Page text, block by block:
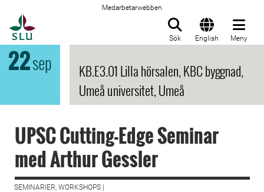
Medarbetarwebben
Sök English Meny
22sep
KB.E3.01 Lilla hörsalen, KBC byggnad,
Umeå universitet, Umeå
UPSC Cutting-Edge Seminar
med Arthur Gessler
SEMINARIER, WORKSHOPS |